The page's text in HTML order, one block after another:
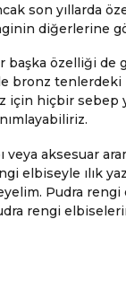
son yıllarda
diğerlerine
özelliği de
bronz tenlerdeki
için hiçbir sebep
veya aksesuar
elbiseyle ılık
Pudra rengi
rengi